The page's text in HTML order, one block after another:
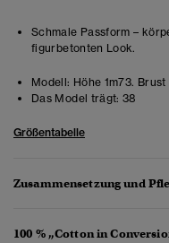
Schmale Passform –
figurbetonten Look.
Modell: Höhe 1m73.
Das Model trägt: 38
Größentabelle
Zusammensetzung und
100 % „Cotton in